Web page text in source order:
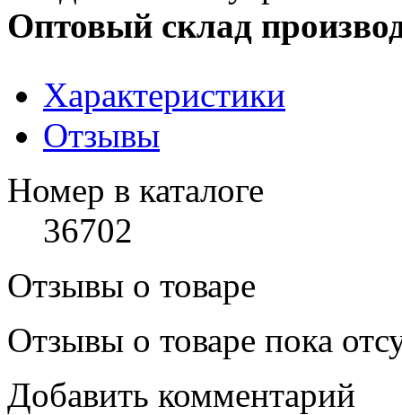
Оптовый склад
Характеристики
Отзывы
Номер в каталоге
36702
Отзывы о товаре
Отзывы о товаре пока
Добавить комментарий